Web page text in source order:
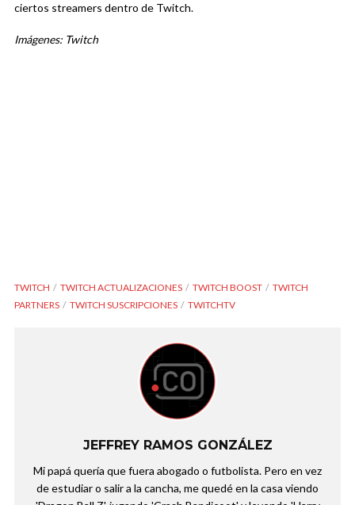
ciertos streamers dentro de Twitch.
Imágenes: Twitch
TWITCH TWITCH ACTUALIZACIONES TWITCH BOOST
TWITCH
PARTNERS
TWITCH SUSCRIPCIONES TWITCHTV
JEFFREY RAMOS GONZÁLEZ
Mi papá quería que fuera abogado o futbolista. Pero en vez
de estudiar o salir a la cancha, me quedé en la casa viendo